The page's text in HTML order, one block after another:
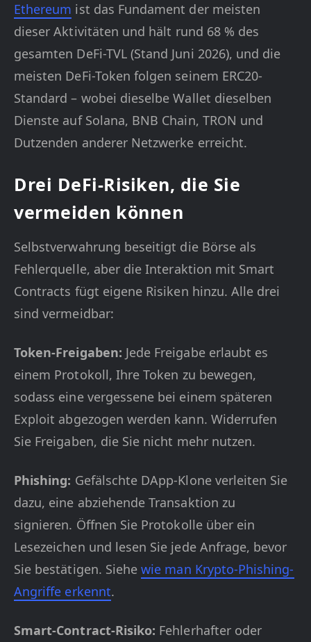
Ethereum ist das Fundament der meisten
dieser Aktivitäten und hält rund 68 % des
gesamten DeFi-TVL (Stand Juni 2026), und die
meisten DeFi-Token folgen seinem ERC20-
Standard – wobei dieselbe Wallet dieselben
Dienste auf Solana, BNB Chain, TRON und
Dutzenden anderer Netzwerke erreicht.
Drei DeFi-Risiken, die Sie
vermeiden können
Selbstverwahrung beseitigt die Börse als
Fehlerquelle, aber die Interaktion mit Smart
Contracts fügt eigene Risiken hinzu. Alle drei
sind vermeidbar:
Token-Freigaben: Jede Freigabe erlaubt es
einem Protokoll, Ihre Token zu bewegen,
sodass eine vergessene bei einem späteren
Exploit abgezogen werden kann. Widerrufen
Sie Freigaben, die Sie nicht mehr nutzen.
Phishing: Gefälschte DApp-Klone verleiten Sie
dazu, eine abziehende Transaktion zu
signieren. Öffnen Sie Protokolle über ein
Lesezeichen und lesen Sie jede Anfrage, bevor
Sie bestätigen. Siehewie man Krypto-Phishing-
Angriffe erkennt.
Smart-Contract-Risiko: Fehlerhafter oder